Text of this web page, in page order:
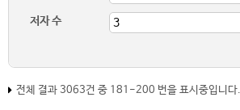
저자 수
전체 결과 3063건 중 181-200 번을 표시중입니다.